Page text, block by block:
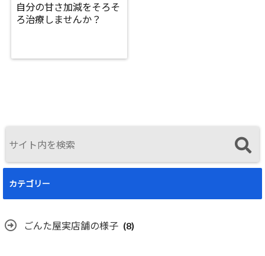
自分の甘さ加減をそろそ
ろ治療しませんか？
カテゴリー
ごんた屋実店舗の様子 (8)